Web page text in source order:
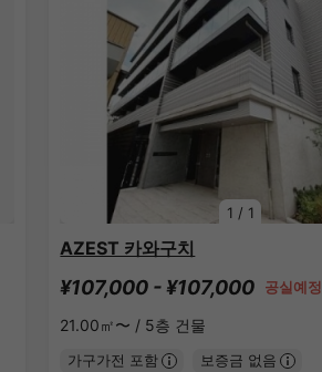
1 / 1
AZEST 카와구치
¥107,000 - ¥107,000 공실예정
21.00㎡〜 / 5층 건물
가구가전 포함 보증금 없음